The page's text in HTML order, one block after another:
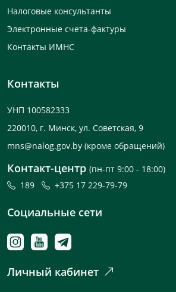
Налоговые консультанты
Электронные счета-фактуры
Контакты ИМНС
Контакты
УНП 100582333
220010, г. Минск, ул. Советская, 9
mns@nalog.gov.by (кроме обращений)
Контакт-центр (пн-пт 9:00 - 18:00)
189
+375 17 229-79-79
Социальные сети
Личный кабинет